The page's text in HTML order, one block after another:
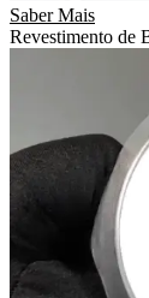
Saber Mais
Revestimento de